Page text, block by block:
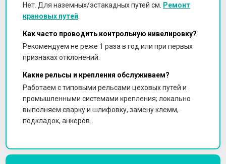
Нет. Для наземных/эстакадных путей см. Ремонт
крановых путей
Как часто проводить контрольную нивелировку?
Рекомендуем не реже 1 раза в год или при первых
признаках отклонений.
Какие рельсы и крепления обслуживаем?
Работаем с типовыми рельсами цеховых путей и
промышленными системами крепления; локально
выполняем сварку и шлифовку, замену клемм,
подкладок, анкеров.